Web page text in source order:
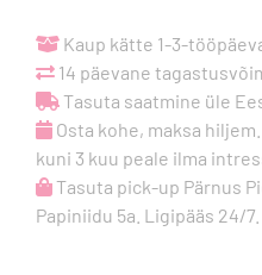
Canvas
tennised
-
Light
Blue
kogus
Kaup kätte 1-3-
14 päevane
Tasuta saatmine üle
Osta kohe, maksa
kuni 3 kuu peale ilma
Tasuta pick-up Pärnus
Papiniidu 5a. Ligipääs 24/7.